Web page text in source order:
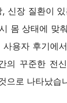
, 신장 질환이
몸 상태에 맞
용자 후기에
의 꾸준한 전
으로 나타났습